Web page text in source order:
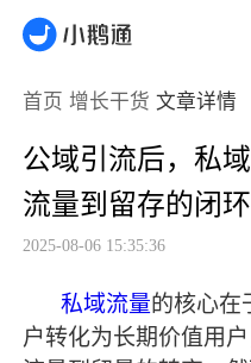
首页 增长干货 文章详情
公域引流后，私
流量到留存的闭
2025-08-06 15:35:36
私域流量的核心在
户转化为长期价值用